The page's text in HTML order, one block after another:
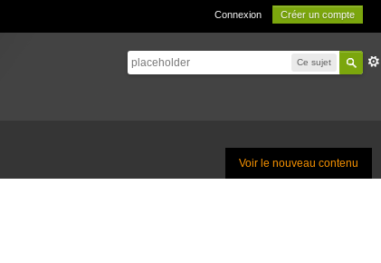
Connexion Créer un compte
Ce sujet
Voir le nouveau contenu